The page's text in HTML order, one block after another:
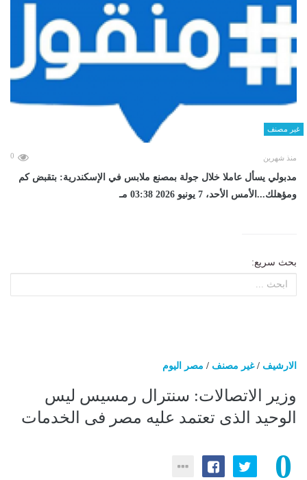
غير مصنف
منذ شهرين 0
مدبولي يسأل عاملا خلال جولة بمصنع ملابس في الإسكندرية: بتقبض كم
ومؤهلك...الأمس الأحد، 7 يونيو 2026 03:38 مـ
بحث سريع:
الارشيف /غير مصنف / مصر اليوم
وزير الاتصالات: سنترال رمسيس ليس
الوحيد الذى تعتمد عليه مصر فى الخدمات
0